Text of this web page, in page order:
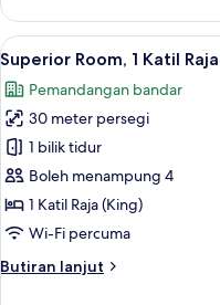
Lihat
semua
foto
untuk
Superior
Room,
1
Katil
(King)
7
Superior Room, 1 Katil
Pemandangan bandar
30 meter persegi
1 bilik tidur
Boleh menampung 4
1 Katil Raja (King)
Wi-Fi percuma
Butiran lanjut
Butiran